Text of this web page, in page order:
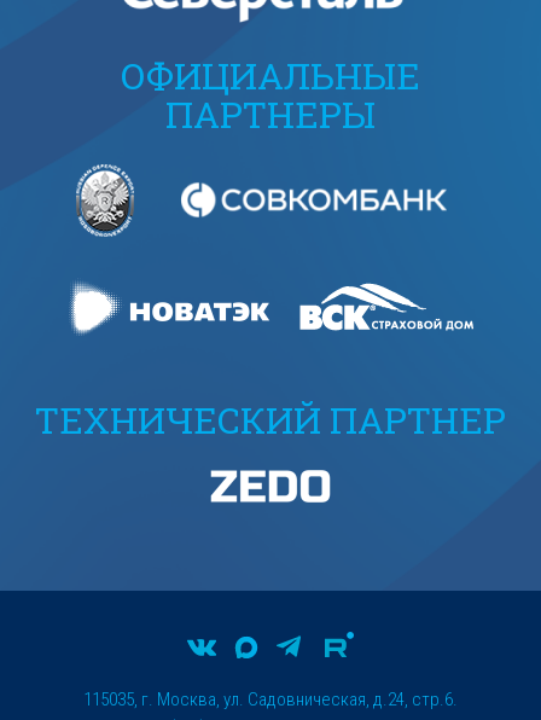
ОФИЦИАЛЬНЫЕ
ПАРТНЕРЫ
ТЕХНИЧЕСКИЙ ПАРТНЕР
115035, г. Москва, ул. Садовническая, д.24, стр.6.